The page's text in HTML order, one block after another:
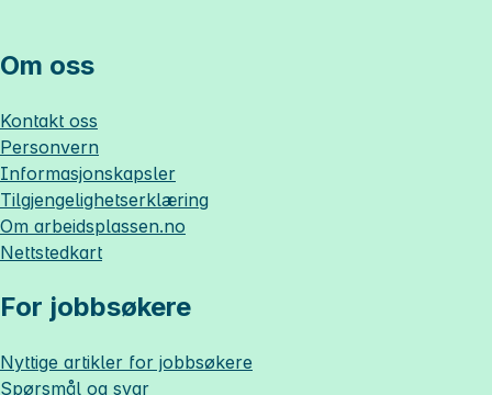
Om oss
Kontakt oss
Personvern
Informasjonskapsler
Tilgjengelighetserklæring
Om arbeidsplassen.no
Nettstedkart
For jobbsøkere
Nyttige artikler for jobbsøkere
Spørsmål og svar